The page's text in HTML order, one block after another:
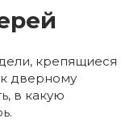
крепящиеся
дверному
в какую